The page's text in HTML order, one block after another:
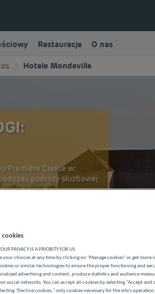
Restauracje O nas
Hotele Mondeville
Première Classe w:
podróży służbowej
HOTELACH PREMIÈRE
cookies
PRIVACY IS A PRIORITY FOR US
your choices at any time by clicking on "Manage cookies" or get
or similar technologies to ensure the proper functioning and
advertising and content, produce statistics and audience
social networks. You can accept all cookies by selecting "Accept and
"Decline cookies," only cookies necessary for the site's